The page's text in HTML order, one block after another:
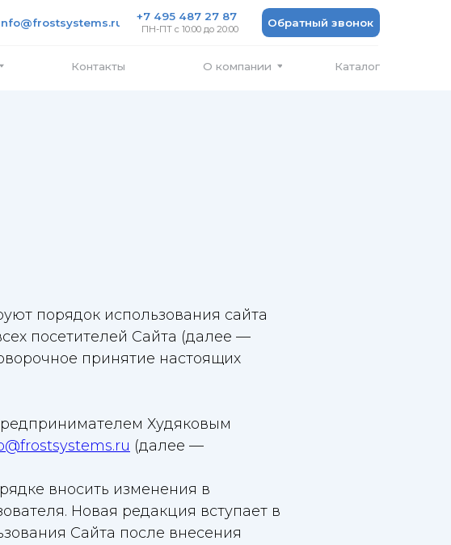
Обратный звонок
+7 495 487 27 87
ПН-ПТ с 10:00 до 20:00
порядок использования сайта
посетителей Сайта (далее —
принятие настоящих
Худяковым
(далее —
вносить изменения в
Новая редакция вступает в
Сайта после внесения